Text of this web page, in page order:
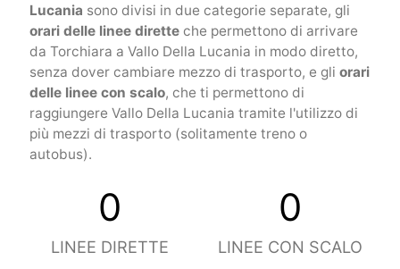
Lucania sono divisi in due categorie separate, gli
orari delle linee diretteche permettono di arrivare
da Torchiara a Vallo Della Lucania in modo diretto,
senza dover cambiare mezzo di trasporto, e gli orari
delle linee con scalo, che ti permettono di
raggiungere Vallo Della Lucania tramite l'utilizzo di
più mezzi di trasporto (solitamente treno o
autobus).
0
LINEE DIRETTE
0
LINEE CON SCALO